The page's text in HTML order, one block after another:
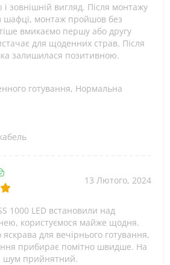
зовнішній вигляд. Після монтажу
шафці, монтаж пройшов без
вмикаємо першу або другу
для щоденних страв. Після
залишилася позитивною.
готування, Нормальна
13 Лютого, 2024
1000 LED встановили над
користуємося майже щодня.
яскрава для вечірнього готування,
прибирає помітно швидше. На
шум прийнятний.